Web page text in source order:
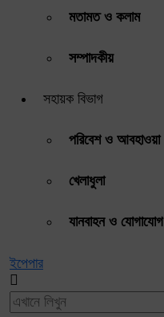
মতামত ও কলাম
সম্পাদকীয়
সহায়ক বিভাগ
পরিবেশ ও আবহাওয়া
খেলাধুলা
যানবাহন ও যোগাযোগ
ইপেপার